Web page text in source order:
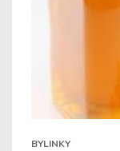
BYLINKY